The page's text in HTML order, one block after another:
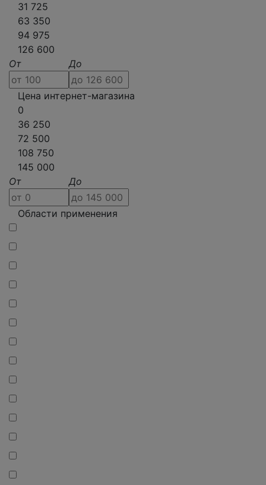
31 725
63 350
94 975
126 600
От
До
Цена интернет-магазина
0
36 250
72 500
108 750
145 000
От
До
Области применения